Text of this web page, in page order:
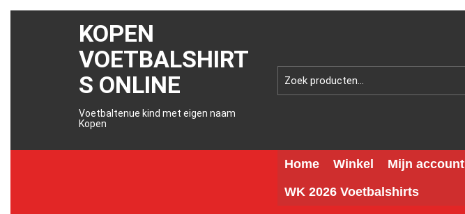
KOPEN
VOETBALSHIRT
S ONLINE
Voetbaltenue kind met eigen naam
Kopen
Home Winkel Mijn account
WK 2026 Voetbalshirts